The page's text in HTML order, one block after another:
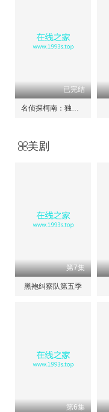
已完结
美剧
第7集
黑袍纠察队第五季
第6集